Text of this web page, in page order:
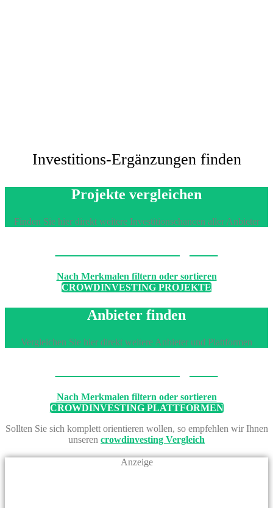
Investitions-Ergänzungen finden
Projekte vergleichen
Finden Sie hier direkt weitere Investitionschancen aller Anbieter
Nach Merkmalen filtern oder sortieren
CROWDINVESTING PROJEKTE
Anbieter finden
Vergleichen Sie hier direkt weitere Anbieter und Plattformen
Nach Merkmalen filtern oder sortieren
CROWDINVESTING PLATTFORMEN
Sollten Sie sich komplett orientieren wollen, so empfehlen wir Ihnen
unseren crowdinvesting Vergleich
Anzeige